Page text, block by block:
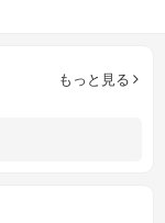
もっと見る